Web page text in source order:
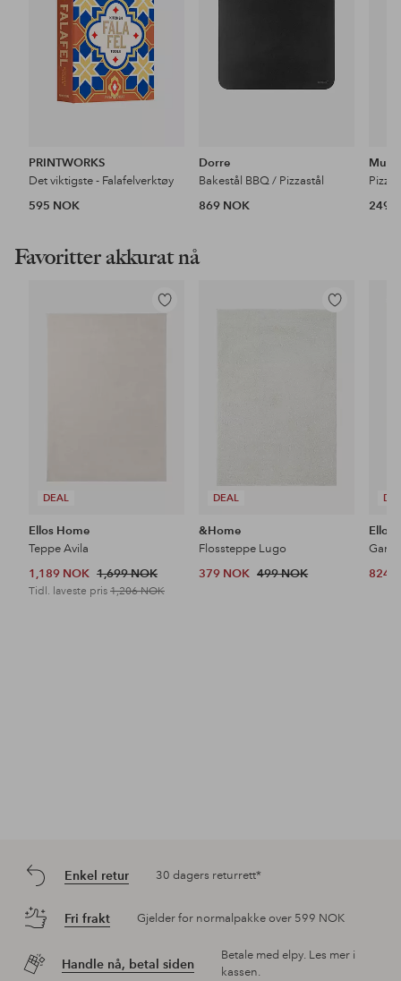
PRINTWORKS
Det viktigste - Falafelverktøy
595 NOK
Dorre
Bakestål BBQ / Pizzastål
869 NOK
249
Favoritter akkurat nå
DEAL
Legg
Ellos Home
Teppe Avila
1,189 NOK 1,699 NOK
Tidl. laveste pris 1,206 NOK
DEAL
Legg
&Home
Flossteppe Lugo
379 NOK 499 NOK
Ellos
824
Enkel retur 30 dagers returrett*
Fri frakt Gjelder for normalpakke over 599 NOK
Handle nå, betal siden
Betale med elpy. Les mer i
kassen.